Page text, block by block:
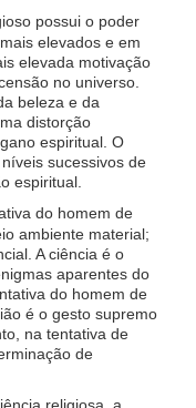
possui o poder
elevados e em
elevada motivação
no universo.
beleza e da
distorção
espiritual. O
sucessivos de
espiritual.
do homem de
ambiente material;
A ciência é o
aparentes do
do homem de
é o gesto supremo
na tentativa de
de